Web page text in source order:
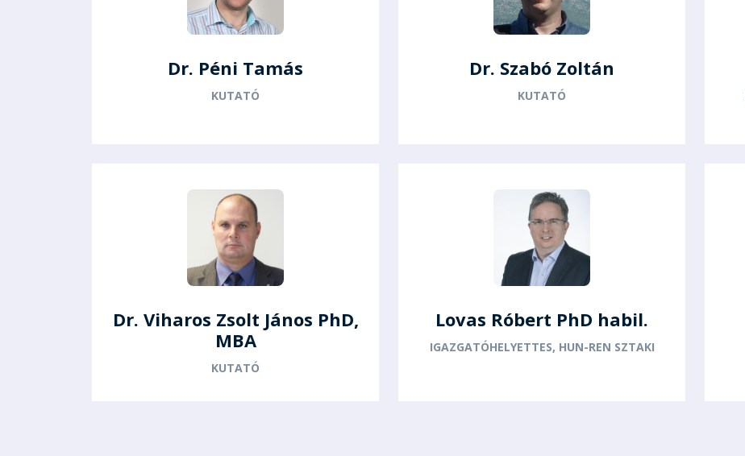
Dr. Péni Tamás
KUTATÓ
Dr. Szabó Zoltán
KUTATÓ
Dr. Viharos Zsolt János PhD,
MBA
KUTATÓ
Lovas Róbert PhD habil.
IGAZGATÓHELYETTES, HUN-REN SZTAKI